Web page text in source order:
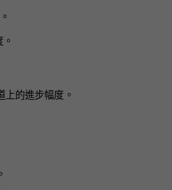
。
上的進步幅度。